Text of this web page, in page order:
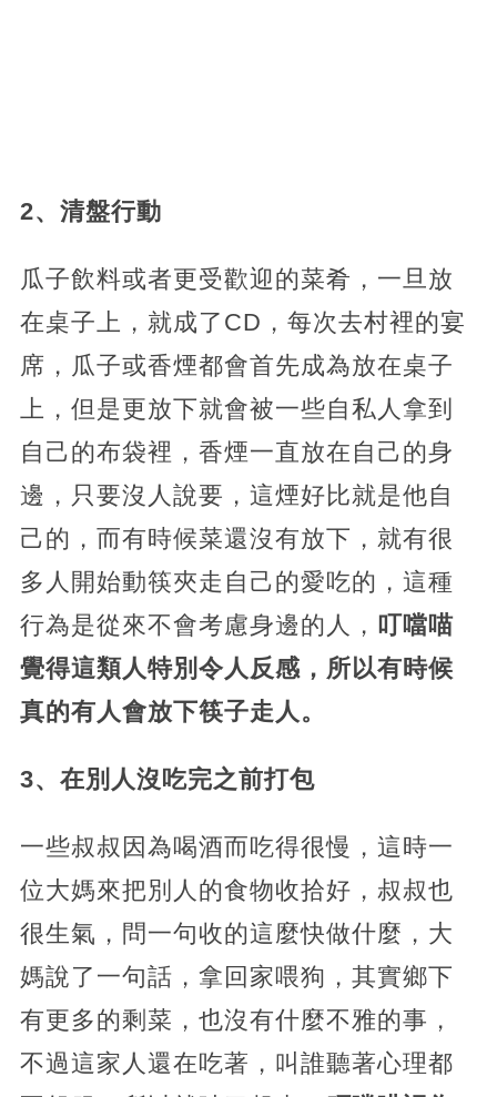
2、清盤行動
瓜子飲料或者更受歡迎的菜肴，一旦放
在桌子上，就成了CD，每次去村裡的宴
席，瓜子或香煙都會首先成為放在桌子
上，但是更放下就會被一些自私人拿到
自己的布袋裡，香煙一直放在自己的身
邊，只要沒人說要，這煙好比就是他自
己的，而有時候菜還沒有放下，就有很
多人開始動筷夾走自己的愛吃的，這種
行為是從來不會考慮身邊的人， 叮噹喵
覺得這類人特別令人反感，所以有時候
真的有人會放下筷子走人。
3、在別人沒吃完之前打包
一些叔叔因為喝酒而吃得很慢，這時一
位大媽來把別人的食物收拾好，叔叔也
很生氣，問一句收的這麼快做什麼，大
媽說了一句話，拿回家喂狗，其實鄉下
有更多的剩菜，也沒有什麼不雅的事，
不過這家人還在吃著，叫誰聽著心理都